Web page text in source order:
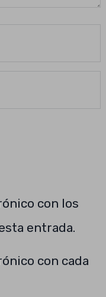
con los
entrada.
con cada